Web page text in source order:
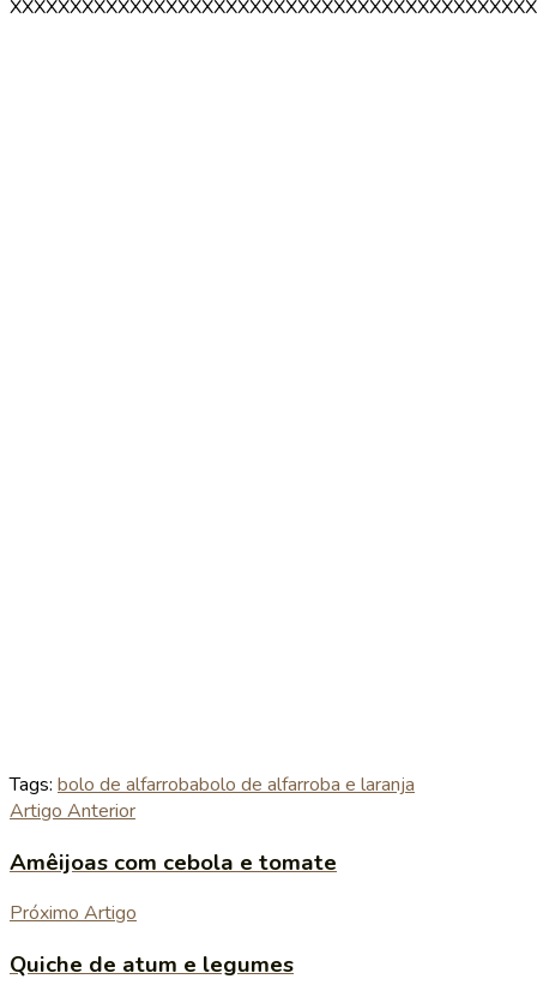
Tags: bolo de alfarrobabolo de alfarroba e laranja
Artigo Anterior
Amêijoas com cebola e tomate
Próximo Artigo
Quiche de atum e legumes